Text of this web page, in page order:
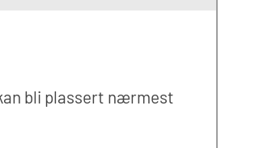
bli plassert nærmest